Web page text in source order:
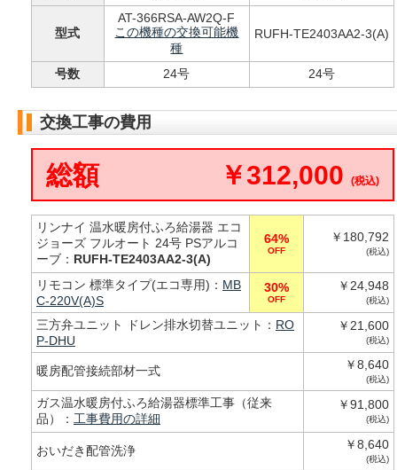
型式
AT-366RSA-AW2Q-F
この機種の交換可能機
種
RUFH-TE2403AA2-3(A)
号数 24号 24号
交換工事の費用
総額 ￥312,000 (税込)
リンナイ 温水暖房付ふろ給湯器 エコ
ジョーズ フルオート 24号 PSアルコ
ーブ： RUFH-TE2403AA2-3(A)
64%
OFF
￥180,792
(税込)
リモコン 標準タイプ(エコ専用)： MB
C-220V(A)S
30%
OFF
￥24,948
(税込)
三方弁ユニット ドレン排水切替ユニット： RO
P-DHU
￥21,600
(税込)
暖房配管接続部材一式 ￥8,640
(税込)
ガス温水暖房付ふろ給湯器標準工事（従来
品）： 工事費用の詳細
￥91,800
(税込)
おいだき配管洗浄 ￥8,640
(税込)